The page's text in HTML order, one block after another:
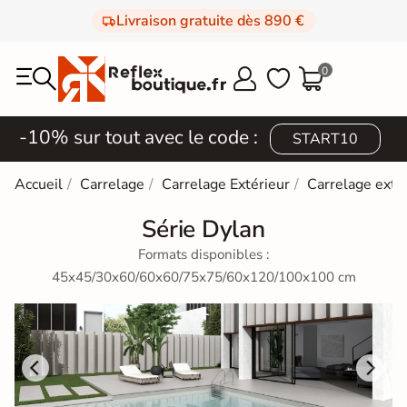
Livraison gratuite dès 890 €
  0
-10% sur tout avec le code : START10
Accueil Carrelage Carrelage Extérieur Carrelage
Série Dylan
Formats disponibles :
45x45/30x60/60x60/75x75/60x120/100x100 cm